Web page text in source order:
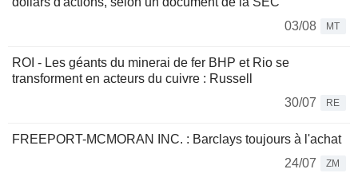
03/08
MT
ROI - Les géants du minerai de fer BHP et Rio se
transforment en acteurs du cuivre : Russell
30/07
RE
FREEPORT-MCMORAN INC. : Barclays toujours à l'achat
24/07
ZM